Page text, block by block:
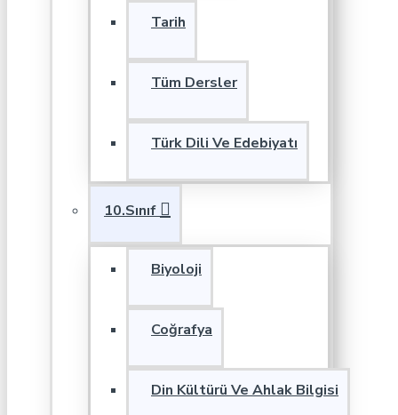
Tarih
Tüm Dersler
Türk Dili Ve Edebiyatı
10.Sınıf
Biyoloji
Coğrafya
Din Kültürü Ve Ahlak Bilgisi